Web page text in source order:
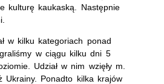
kulturę kaukaską. Następnie
w kilku kategoriach ponad
w ciągu kilku dni 5
Udział w nim wzięły m.
Ukrainy. Ponadto kilka krajów